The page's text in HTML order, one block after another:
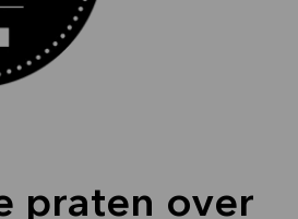
praten over